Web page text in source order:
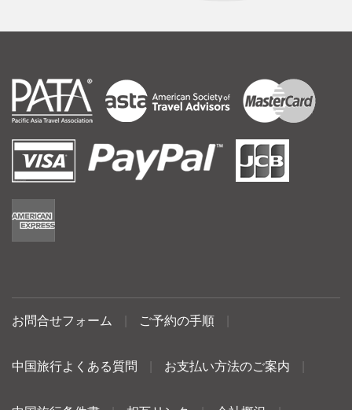
お問合せフォーム ご予約の手順
中国旅行よくある質問 お支払い方法のご案内